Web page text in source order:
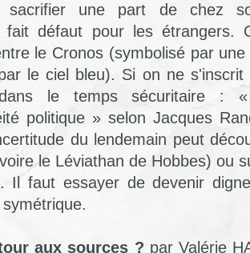
sacrifier une part de chez
fait défaut pour les étrangers.
le Cronos (symbolisé par
le ciel bleu). Si on ne
le temps sécuritaire : «
politique » selon Jacques
du lendemain peut
le Léviathan de Hobbes) ou
Il faut essayer de devenir
aux sources ? par Valérie